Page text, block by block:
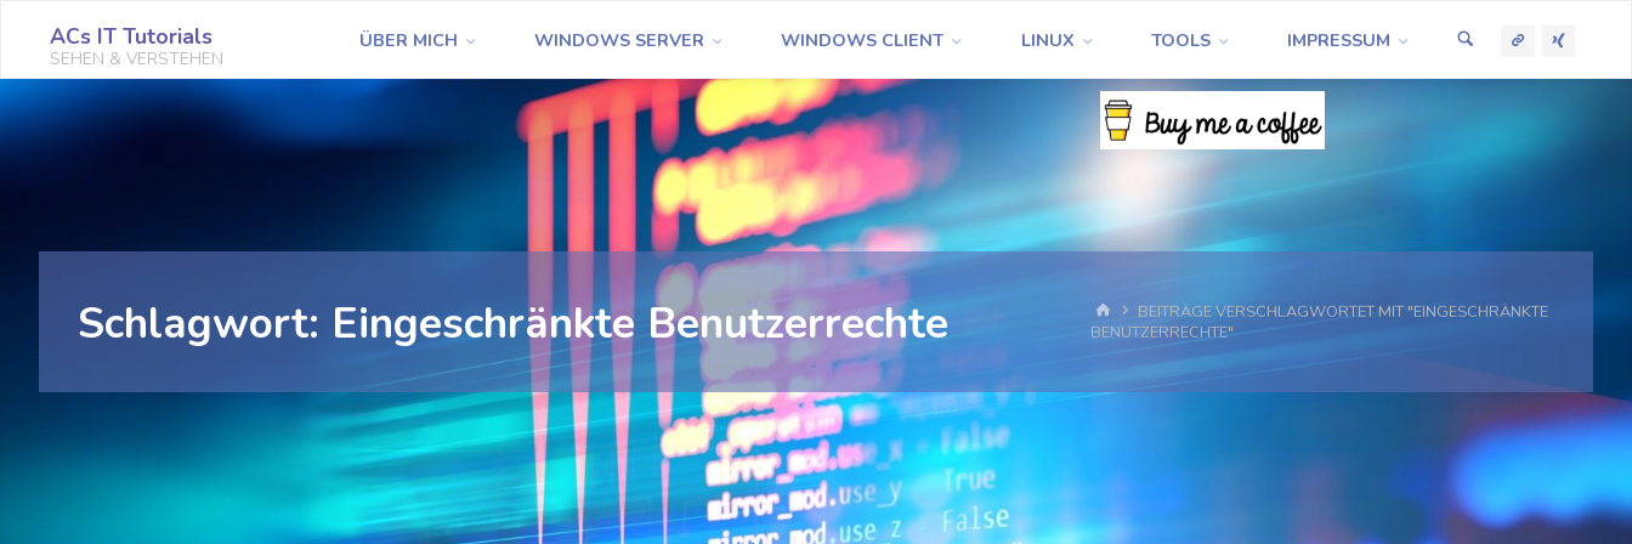
springen
ACs IT Tutorials
SEHEN & VERSTEHEN
ÜBER MICH WINDOWS SERVER WINDOWS CLIENT LINUX TOOLS IMPRESSUM
Schlagwort: Eingeschränkte Benutzerrechte START
BEITRÄGE VERSCHLAGWORTET MIT "EINGESCHRÄNKTE
BENUTZERRECHTE"